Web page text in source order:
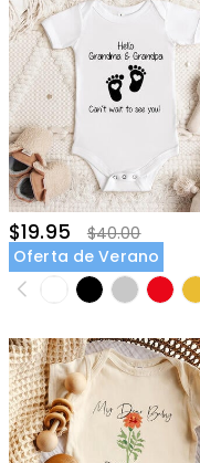
$19.95
$40.00
Oferta de Verano